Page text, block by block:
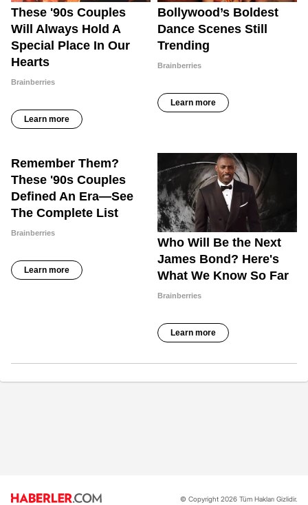
© Copyright 2026 Tüm Hakları Gizlidir.